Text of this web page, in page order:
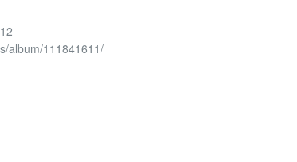
album/111841611/